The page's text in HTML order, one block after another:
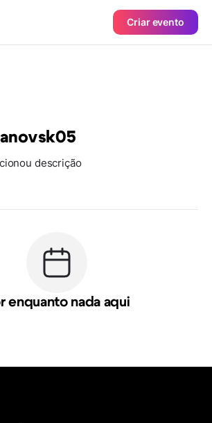
Criar evento
descrição
enquanto nada aqui